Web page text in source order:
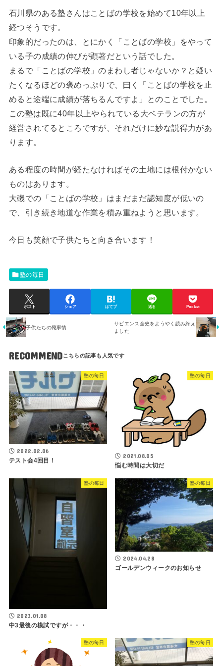
石川県のある塾さんはことばの学校を始めて10年以上
経つそうです。
印象的だったのは、とにかく「ことばの学校」をやって
いる子の成績の伸びが顕著だという話でした。
まるで「ことばの学校」のまわし者じゃないか？と疑い
たくなるほどの褒めっぷりで、曰く「ことばの学校を止
めると途端に成績が落ちるんですよ」とのことでした。
この塾は既に40年以上やられている大ベテランの方が
経営されてるところですが、それだけに妙な説得力があ
ります。
ある程度の時間が経たなければその土地には根付かない
ものはあります。
大磯での「ことばの学校」はまだまだ認知度が低いの
で、引き続き地道な作業を積み重ねようと思います。
今日も笑顔で子供たちと向き合います！
塾の毎日
ポスト シェア はてブ 送る Pocket
子供たちの靴事情
サピエンス全史をようやく読み終え
ました
RECOMMEND
塾の毎日
2022.02.06
テスト会4回目！
塾の毎日
2021.08.05
悩む時間は大切だ
塾の毎日
2023.01.08
中3最後の模試ですが・・・
塾の毎日
2024.04.28
ゴールデンウィークのお知らせ
塾の毎日 塾の毎日